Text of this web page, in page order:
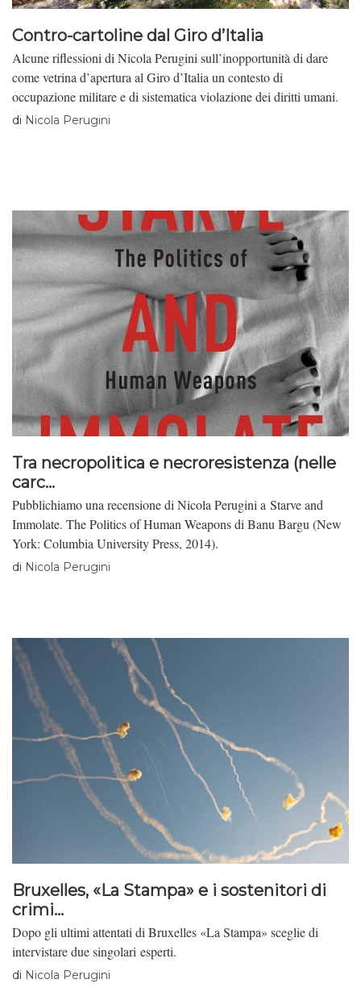
Contro-cartoline dal Giro d’Italia
Alcune riflessioni di Nicola Perugini sull’inopportunità di dare
come vetrina d’apertura al Giro d’Italia un contesto di
occupazione militare e di sistematica violazione dei diritti umani.
di Nicola Perugini
Tra necropolitica e necroresistenza (nelle
carc...
Pubblichiamo una recensione di Nicola Perugini a Starve and
Immolate. The Politics of Human Weapons di Banu Bargu (New
York: Columbia University Press, 2014).
di Nicola Perugini
Bruxelles, «La Stampa» e i sostenitori di
crimi...
Dopo gli ultimi attentati di Bruxelles «La Stampa» sceglie di
intervistare due singolari esperti.
di Nicola Perugini